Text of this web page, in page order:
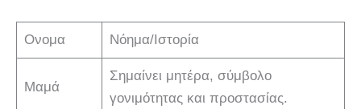
Ονομα Νόημα/Ιστορία
Μαμά
Σημαίνει μητέρα, σύμβολο
γονιμότητας και προστασίας.